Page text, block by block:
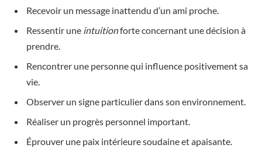
Recevoir un message inattendu d’un ami proche.
Ressentir une intuitionforte concernant une décision à
prendre.
Rencontrer une personne qui influence positivement sa
vie.
Observer un signe particulier dans son environnement.
Réaliser un progrès personnel important.
Éprouver une paix intérieure soudaine et apaisante.